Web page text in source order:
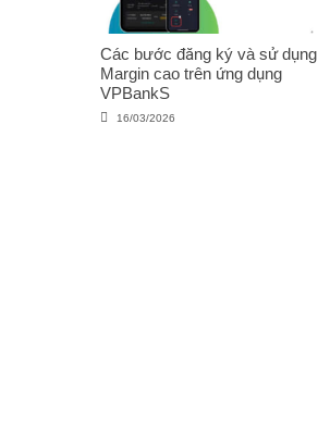
Các bước đăng ký và sử dụng
Margin cao trên ứng dụng
VPBankS
16/03/2026